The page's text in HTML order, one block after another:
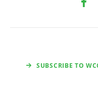
SUBSCRIBE TO